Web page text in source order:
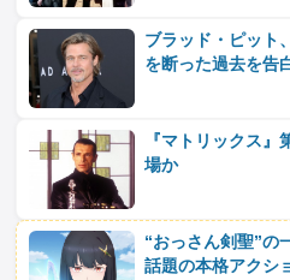
ブラッド・ピット
を断った過去を告
『マトリックス
場か
“おっさん剣聖”
話題の本格アクシ